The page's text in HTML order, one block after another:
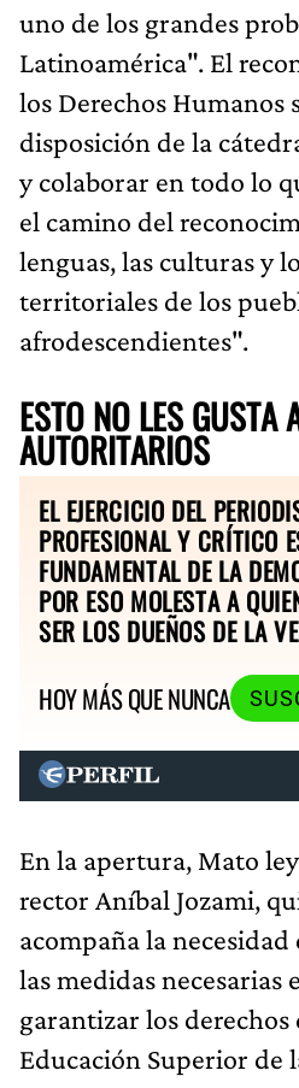
uno de los grandes
Latinoamérica". El
los Derechos Humanos
disposición de la
y colaborar en todo lo
el camino del
lenguas, las culturas y
territoriales de los
afrodescendientes".
ESTO NO LES GUSTA
AUTORITARIOS
EL EJERCICIO DEL
PROFESIONAL Y CRÍTICO
FUNDAMENTAL DE LA
POR ESO MOLESTA A
SER LOS DUEÑOS DE LA
HOY MÁS QUE NUNCA
En la apertura, Mato
rector Aníbal Jozami,
acompaña la
las medidas necesarias
garantizar los derechos
Educación Superior de